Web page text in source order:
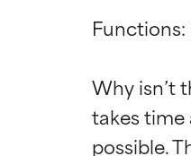
Why isn’t
takes